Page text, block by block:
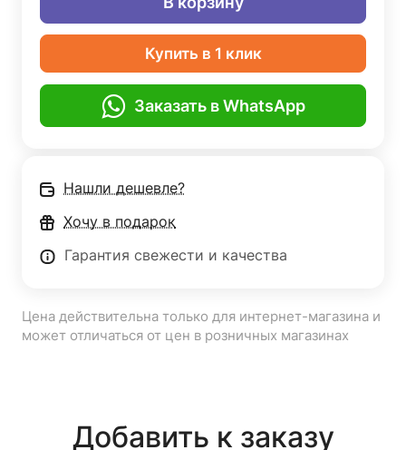
Купить в 1 клик
Заказать в WhatsApp
Нашли дешевле?
Хочу в подарок
Гарантия свежести и качества
Цена действительна только для интернет-магазина и
может отличаться от цен в розничных магазинах
Добавить к заказу